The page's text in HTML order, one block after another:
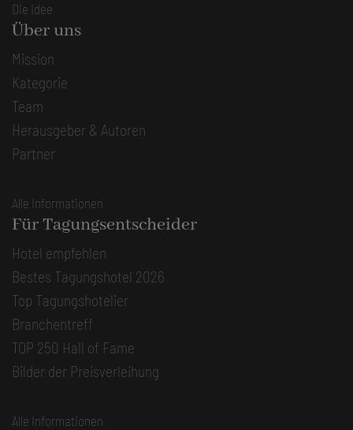
Die Idee
Über uns
Mission
Kategorie
Team
Herausgeber & Autoren
Partner
Alle Informationen
Für Tagungsentscheider
Hotel empfehlen
Bestes Tagungshotel 2026
Top Tagungshotelier
Branchentreff
TOP 250 Hall of Fame
Bilder der Preisverleihung
Alle Informationen